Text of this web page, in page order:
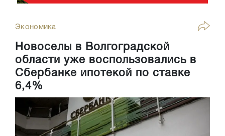
Экономика
Новоселы в Волгоградской
области уже воспользовались в
Сбербанке ипотекой по ставке
6,4%